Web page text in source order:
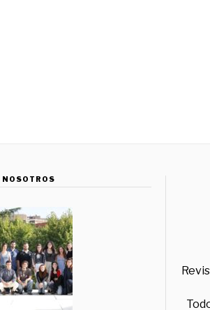
NOSOTROS